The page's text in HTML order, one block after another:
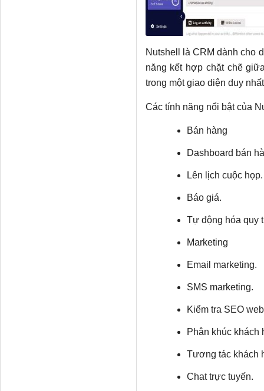
Nutshell là CRM dành cho
năng kết hợp chặt chẽ
trong một giao diện duy
Các tính năng nổi bật của
Bán hàng
Dashboard bán
Lên lịch cuộc họp.
Báo giá.
Tự động hóa quy
Marketing
Email marketing.
SMS marketing.
Kiểm tra SEO
Phân khúc khách
Tương tác khách
Chat trực tuyến.